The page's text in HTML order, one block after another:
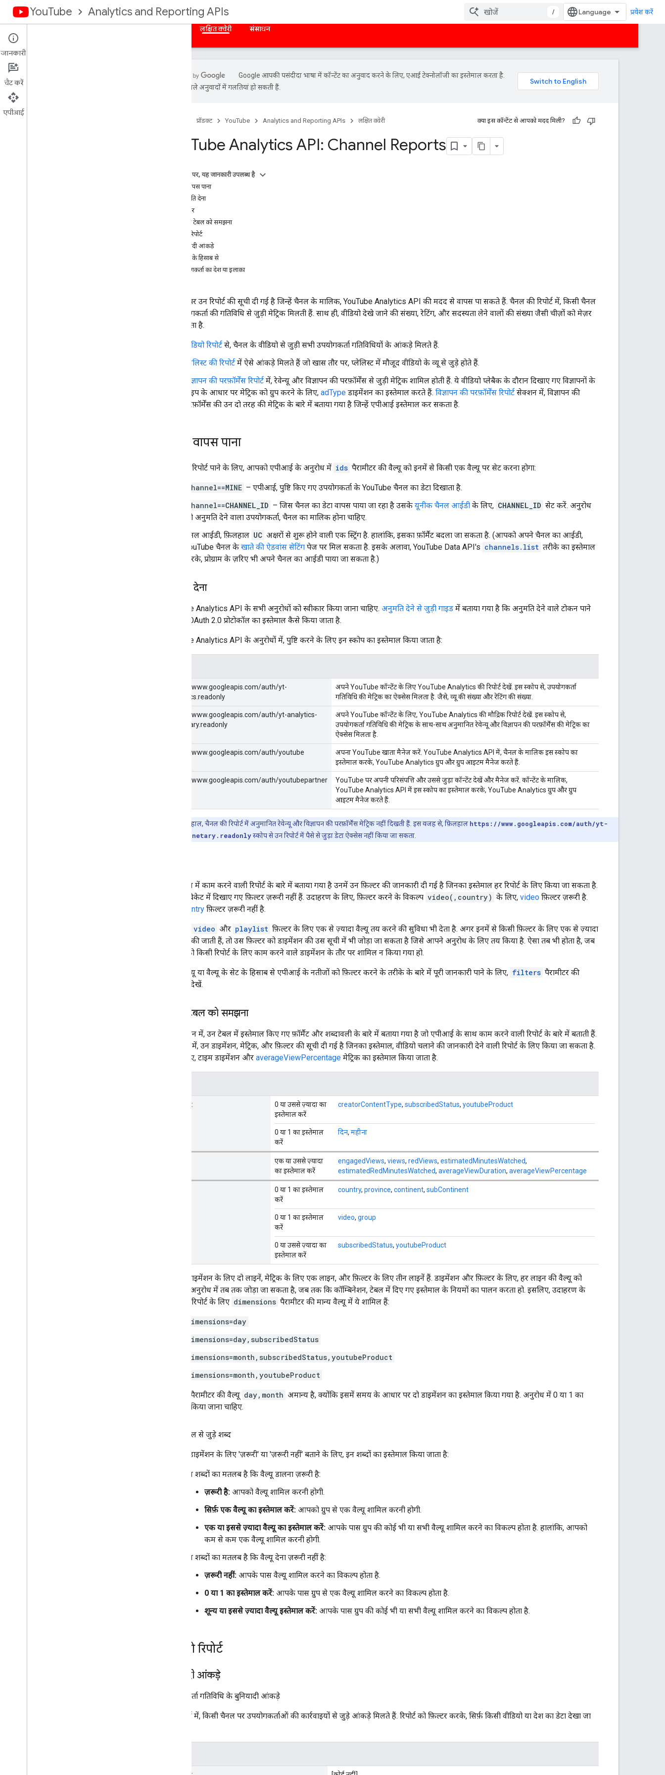
YouTube Analytics and Reporting APIs / प्रवेश करें
लक्षित क्वेरी संसाधन
You
Google आपकी पसंदीदा भाषा में कॉन्टेंट का अनुवाद करने के लिए, एआई टेक्नोलॉजी का इस्तेमाल करता है.
एआई से मिले अनुवादों में गलतियां हो सकती हैं.
प्रॉडक्ट YouTube Analytics and Reporting APIs लक्षित क्वेरी क्या इस कॉन्टेंट से आपको मदद मिली?
Tube Analytics API: Channel Reports
इस पेज पर, यह जानकारी उपलब्ध है
रिपोर्ट वापस पाना
अनुमति देना
फ़िल्टर
रिपोर्ट टेबल को समझना
वीडियो रिपोर्ट
बुनियादी आंकड़े
समय के हिसाब से
उपयोगकर्ता का देश या इलाका
इस पेज पर उन रिपोर्ट की सूची दी गई है जिन्हें चैनल के मालिक, YouTube Analytics API की मदद से वापस पा सकते हैं. चैनल की रिपोर्ट में, किसी चैनल
पर उपयोगकर्ता की गतिविधि से जुड़ी मेट्रिक मिलती हैं. साथ ही, वीडियो देखे जाने की संख्या, रेटिंग, और सदस्यता लेने वालों की संख्या जैसी चीज़ों को मेज़र
किया जाता है.
वीडियो रिपोर्ट से, चैनल के वीडियो से जुड़ी सभी उपयोगकर्ता गतिविधियों के आंकड़े मिलते हैं.
प्लेलिस्ट की रिपोर्ट में ऐसे आंकड़े मिलते हैं जो खास तौर पर, प्लेलिस्ट में मौजूद वीडियो के व्यू से जुड़े होते हैं.
विज्ञापन की परफ़ॉर्मेंस रिपोर्ट में, रेवेन्यू और विज्ञापन की परफ़ॉर्मेंस से जुड़ी मेट्रिक शामिल होती हैं. ये वीडियो प्लेबैक के दौरान दिखाए गए विज्ञापनों के
टाइप के आधार पर मेट्रिक को ग्रुप करने के लिए, adType डाइमेंशन का इस्तेमाल करते हैं. विज्ञापन की परफ़ॉर्मेंस रिपोर्ट सेक्शन में, विज्ञापन की
परफ़ॉर्मेंस की उन दो तरह की मेट्रिक के बारे में बताया गया है जिन्हें एपीआई इस्तेमाल कर सकता है.
रिपोर्ट वापस पाना
चैनल की रिपोर्ट पाने के लिए, आपको एपीआई के अनुरोध में ids पैरामीटर की वैल्यू को इनमें से किसी एक वैल्यू पर सेट करना होगा:
channel==MINE – एपीआई, पुष्टि किए गए उपयोगकर्ता के YouTube चैनल का डेटा दिखाता है.
channel==CHANNEL_ID – जिस चैनल का डेटा वापस पाया जा रहा है उसके यूनीक चैनल आईडी के लिए, CHANNEL_ID सेट करें. अनुरोध
को अनुमति देने वाला उपयोगकर्ता, चैनल का मालिक होना चाहिए.
चैनल आईडी, फ़िलहाल UC अक्षरों से शुरू होने वाली एक स्ट्रिंग है. हालांकि, इसका फ़ॉर्मैट बदला जा सकता है. (आपको अपने चैनल का आईडी,
YouTube चैनल के खाते की ऐडवांस सेटिंग पेज पर मिल सकता है. इसके अलावा, YouTube Data API's channels.list तरीके का इस्तेमाल
करके, प्रोग्राम के ज़रिए भी अपने चैनल का आईडी पाया जा सकता है.)
अनुमति देना
YouTube Analytics API के सभी अनुरोधों को स्वीकार किया जाना चाहिए. अनुमति देने से जुड़ी गाइड में बताया गया है कि अनुमति देने वाले टोकन पाने
के लिए, OAuth 2.0 प्रोटोकॉल का इस्तेमाल कैसे किया जाता है.
YouTube Analytics API के अनुरोधों में, पुष्टि करने के लिए इन स्कोप का इस्तेमाल किया जाता है:
https://www.googleapis.com/auth/yt-
analytics.readonly
अपने YouTube कॉन्टेंट के लिए YouTube Analytics की रिपोर्ट देखें. इस स्कोप से, उपयोगकर्ता
गतिविधि की मेट्रिक का ऐक्सेस मिलता है. जैसे, व्यू की संख्या और रेटिंग की संख्या.
https://www.googleapis.com/auth/yt-analytics-
monetary.readonly
अपने YouTube कॉन्टेंट के लिए, YouTube Analytics की मौद्रिक रिपोर्ट देखें. इस स्कोप से,
उपयोगकर्ता गतिविधि की मेट्रिक के साथ-साथ अनुमानित रेवेन्यू और विज्ञापन की परफ़ॉर्मेंस की मेट्रिक का
ऐक्सेस मिलता है.
https://www.googleapis.com/auth/youtube
अपना YouTube खाता मैनेज करें. YouTube Analytics API में, चैनल के मालिक इस स्कोप का
इस्तेमाल करके, YouTube Analytics ग्रुप और ग्रुप आइटम मैनेज करते हैं.
https://www.googleapis.com/auth/youtubepartner
YouTube पर अपनी परिसंपत्ति और उससे जुड़ा कॉन्टेंट देखें और मैनेज करें. कॉन्टेंट के मालिक,
YouTube Analytics API में इस स्कोप का इस्तेमाल करके, YouTube Analytics ग्रुप और ग्रुप
आइटम मैनेज करते हैं.
फ़िलहाल, चैनल की रिपोर्ट में अनुमानित रेवेन्यू और विज्ञापन की परफ़ॉर्मेंस मेट्रिक नहीं दिखती हैं. इस वजह से, फ़िलहाल https://www.googleapis.com/auth/yt-
analytics-monetary.readonlyस्कोप से उन रिपोर्ट में पैसे से जुड़ा डेटा ऐक्सेस नहीं किया जा सकता.
जिन टेबल में काम करने वाली रिपोर्ट के बारे में बताया गया है उनमें उन फ़िल्टर की जानकारी दी गई है जिनका इस्तेमाल हर रिपोर्ट के लिए किया जा सकता है.
टेबल में, ब्रैकेट में दिखाए गए फ़िल्टर ज़रूरी नहीं हैं. उदाहरण के लिए, फ़िल्टर करने के विकल्प video(,country) के लिए, video फ़िल्टर ज़रूरी है.
country फ़िल्टर ज़रूरी नहीं है.
video और playlist फ़िल्टर के लिए एक से ज़्यादा वैल्यू तय करने की सुविधा भी देता है. अगर इनमें से किसी फ़िल्टर के लिए एक से ज़्यादा
वैल्यू तय की जाती हैं, तो उस फ़िल्टर को डाइमेंशन की उस सूची में भी जोड़ा जा सकता है जिसे आपने अनुरोध के लिए तय किया है. ऐसा तब भी होता है, जब
फ़िल्टर को किसी रिपोर्ट के लिए काम करने वाले डाइमेंशन के तौर पर शामिल न किया गया हो.
किसी वैल्यू या वैल्यू के सेट के हिसाब से एपीआई के नतीजों को फ़िल्टर करने के तरीके के बारे में पूरी जानकारी पाने के लिए, filters पैरामीटर की
परिभाषा देखें.
रिपोर्ट टेबल को समझना
इस सेक्शन में, उन टेबल में इस्तेमाल किए गए फ़ॉर्मैट और शब्दावली के बारे में बताया गया है जो एपीआई के साथ काम करने वाली रिपोर्ट के बारे में बताती हैं.
इस टेबल में, उन डाइमेंशन, मेट्रिक, और फ़िल्टर की सूची दी गई है जिनका इस्तेमाल, वीडियो चलाने की जानकारी देने वाली रिपोर्ट के लिए किया जा सकता है.
इसके लिए, टाइम डाइमेंशन और averageViewPercentage मेट्रिक का इस्तेमाल किया जाता है.
डाइमेंशन:
0 या उससे ज़्यादा का
इस्तेमाल करें
creatorContentType, subscribedStatus, youtubeProduct
0 या 1 का इस्तेमाल
करें
दिन, महीना
एक या उससे ज़्यादा
का इस्तेमाल करें
engagedViews, views, redViews, estimatedMinutesWatched,
estimatedRedMinutesWatched, averageViewDuration, averageViewPercentage
0 या 1 का इस्तेमाल
करें
country, province, continent, subContinent
0 या 1 का इस्तेमाल
करें
video, group
0 या उससे ज़्यादा का
इस्तेमाल करें
subscribedStatus, youtubeProduct
टेबल में डाइमेंशन के लिए दो लाइनें, मेट्रिक के लिए एक लाइन, और फ़िल्टर के लिए तीन लाइनें हैं. डाइमेंशन और फ़िल्टर के लिए, हर लाइन की वैल्यू को
एपीआई अनुरोध में तब तक जोड़ा जा सकता है, जब तक कि कॉम्बिनेशन, टेबल में दिए गए इस्तेमाल के नियमों का पालन करता हो. इसलिए, उदाहरण के
लिए, इस रिपोर्ट के लिए dimensions पैरामीटर की मान्य वैल्यू में ये शामिल हैं:
dimensions=day
dimensions=day,subscribedStatus
dimensions=month,subscribedStatus,youtubeProduct
dimensions=month,youtubeProduct
हालांकि, पैरामीटर की वैल्यू day,month अमान्य है, क्योंकि इसमें समय के आधार पर दो डाइमेंशन का इस्तेमाल किया गया है. अनुरोध में 0 या 1 का
इस्तेमाल किया जाना चाहिए.
रिपोर्ट टेबल से जुड़े शब्द
टेबल में, डाइमेंशन के लिए 'ज़रूरी' या 'ज़रूरी नहीं' बताने के लिए, इन शब्दों का इस्तेमाल किया जाता है:
इन शब्दों का मतलब है कि वैल्यू डालना ज़रूरी है:
ज़रूरी है: आपको वैल्यू शामिल करनी होगी.
सिर्फ़ एक वैल्यू का इस्तेमाल करें: आपको ग्रुप से एक वैल्यू शामिल करनी होगी.
एक या इससे ज़्यादा वैल्यू का इस्तेमाल करें: आपके पास ग्रुप की कोई भी या सभी वैल्यू शामिल करने का विकल्प होता है. हालांकि, आपको
कम से कम एक वैल्यू शामिल करनी होगी.
इन शब्दों का मतलब है कि वैल्यू देना ज़रूरी नहीं है:
ज़रूरी नहीं: आपके पास वैल्यू शामिल करने का विकल्प होता है.
0 या 1 का इस्तेमाल करें: आपके पास ग्रुप से एक वैल्यू शामिल करने का विकल्प होता है.
शून्य या इससे ज़्यादा वैल्यू इस्तेमाल करें: आपके पास ग्रुप की कोई भी या सभी वैल्यू शामिल करने का विकल्प होता है.
वीडियो रिपोर्ट
बुनियादी आंकड़े
उपयोगकर्ता गतिविधि के बुनियादी आंकड़े
इस रिपोर्ट में, किसी चैनल पर उपयोगकर्ताओं की कार्रवाइयों से जुड़े आंकड़े मिलते हैं. रिपोर्ट को फ़िल्टर करके, सिर्फ़ किसी वीडियो या देश का डेटा देखा जा
जानकारी
चैट करें
एपीआई